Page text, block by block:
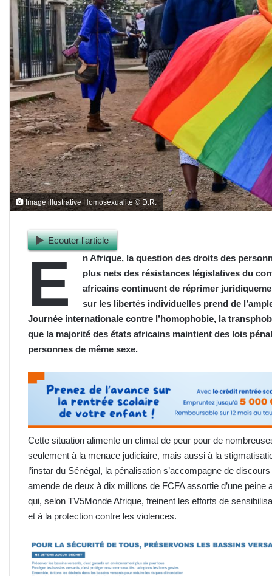
Image illustrative Homosexualité © D.R.
Ecouter l'article
E
n Afrique, la question des droits des
plus nets des résistances législatives du
africains continuent de réprimer
sur les libertés individuelles prend de
Journée internationale contre l’homophobie, la
que la majorité des états africains maintient des lois
personnes de même sexe.
Cette situation alimente un climat de peur pour de
seulement à la menace judiciaire, mais aussi à la
l’instar du Sénégal, la pénalisation s’accompagne de
amende de deux à dix millions de FCFA assortie d’une
qui, selon TV5Monde Afrique, freinent les efforts de
et à la protection contre les violences.